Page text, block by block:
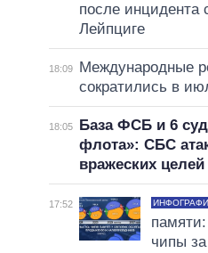
после инцидента
Лейпциге
18:09
Международные
сократились в
18:05
База ФСБ и 6
флота»: СБС
вражеских
17:52
чипы